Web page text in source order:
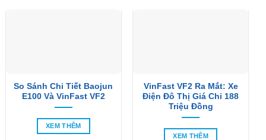
So Sánh Chi Tiết Baojun
E100 Và VinFast VF2
XEM THÊM
VinFast VF2 Ra Mắt: Xe
Điện Đô Thị Giá Chỉ 188
Triệu Đồng
XEM THÊM